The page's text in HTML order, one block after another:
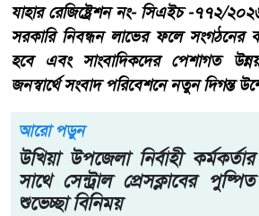
যাহার রেজিষ্ট্রেশন নং- সিএইচ -৭৭২/
সরকারি নিবন্ধন লাভের ফলে সংগঠনের
হবে এবং সাংবাদিকদের পেশাগত
জনস্বার্থে সংবাদ পরিবেশনে নতুন দিগন্ত
আরো পড়ুন
উখিয়া উপ‌জেলা নির্বাহী কর্মকর্তার
সাথে সেন্ট্রাল প্রেসক্লাবের পুষ্পিত
শুভেচ্ছা বিনিময়